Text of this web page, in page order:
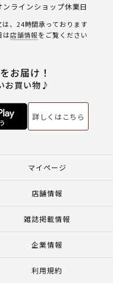
ンラインショップ休業日
、24時間承っております
は店舗情報をご覧ください
お届け！
お買い物♪
詳しくはこちら
マイページ
店舗情報
雑誌掲載情報
企業情報
利用規約